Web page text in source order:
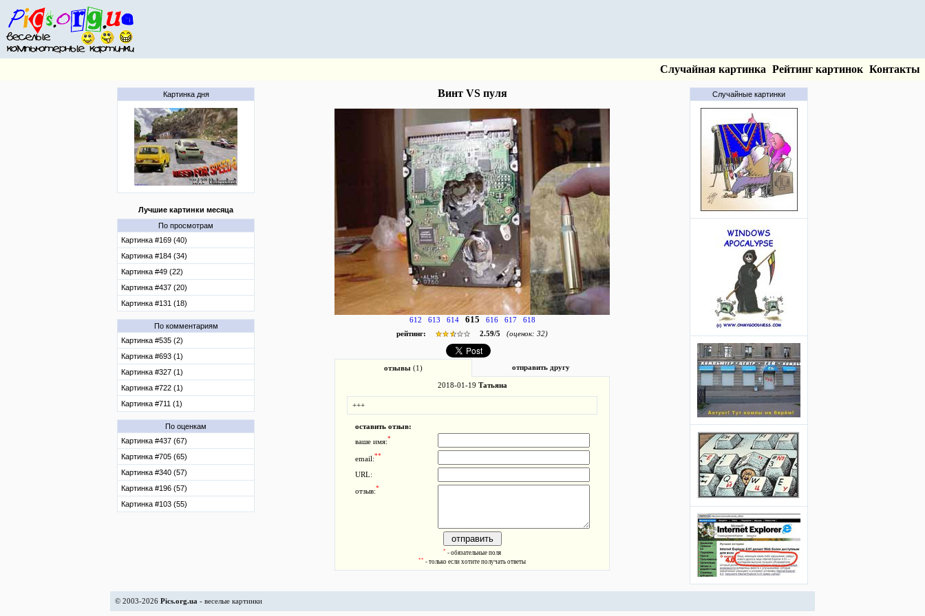
Случайная картинка Рейтинг картинок Контакты
Картинка дня
Лучшие картинки месяца
По просмотрам
Картинка #169 (40)
Картинка #184 (34)
Картинка #49 (22)
Картинка #437 (20)
Картинка #131 (18)
По комментариям
Картинка #535 (2)
Картинка #693 (1)
Картинка #327 (1)
Картинка #722 (1)
Картинка #711 (1)
По оценкам
Картинка #437 (67)
Картинка #705 (65)
Картинка #340 (57)
Картинка #196 (57)
Картинка #103 (55)
Винт VS пуля
612 613 614 615 616 617
618
рейтинг:
2.59/5 (оценок: 32)
отзывы (1) отправить другу
2018-01-19 Татьяна
+++
оставить отзыв:
ваше имя:*
email:**
URL:
отзыв:*
* - обязательные поля
** - только если хотите получать ответы
Случайные картинки
© 2003-2026 Pics.org.ua - веселые картинки